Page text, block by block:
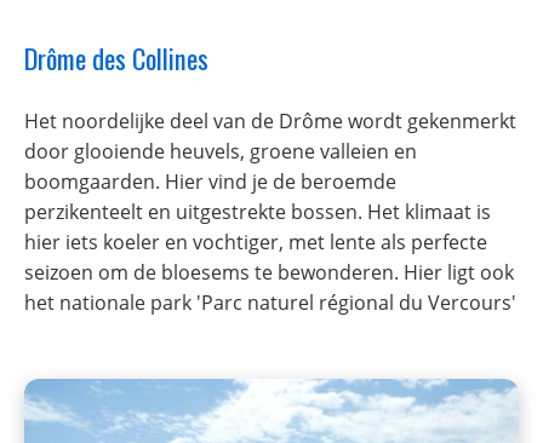
Drôme des Collines
Het noordelijke deel van de Drôme wordt gekenmerkt
door glooiende heuvels, groene valleien en
boomgaarden. Hier vind je de beroemde
perzikenteelt en uitgestrekte bossen. Het klimaat is
hier iets koeler en vochtiger, met lente als perfecte
seizoen om de bloesems te bewonderen. Hier ligt ook
het nationale park 'Parc naturel régional du Vercours'